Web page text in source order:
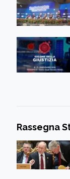
Rassegna